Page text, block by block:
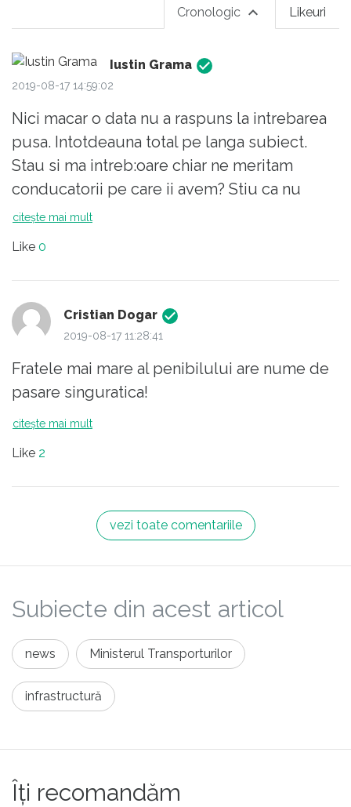
Likeuri
Cronologic
Iustin Grama
2019-08-17 14:59:02
Nici macar o data nu a raspuns la intrebarea
pusa. Intotdeauna total pe langa subiect.
Stau si ma intreb:oare chiar ne meritam
conducatorii pe care ii avem? Stiu ca nu
suntem cei mai priceputi in ale politicii dar
vremuri. Imi pastrez speranta pana dupa
urmatoarele alegeri...
citește mai mult
Like 0
Cristian Dogar
2019-08-17 11:28:41
Fratele mai mare al penibilului are nume de
pasare singuratica!
citește mai mult
Like 2
vezi toate comentariile
Subiecte din acest articol
news Ministerul Transporturilor
infrastructură
Îți recomandăm